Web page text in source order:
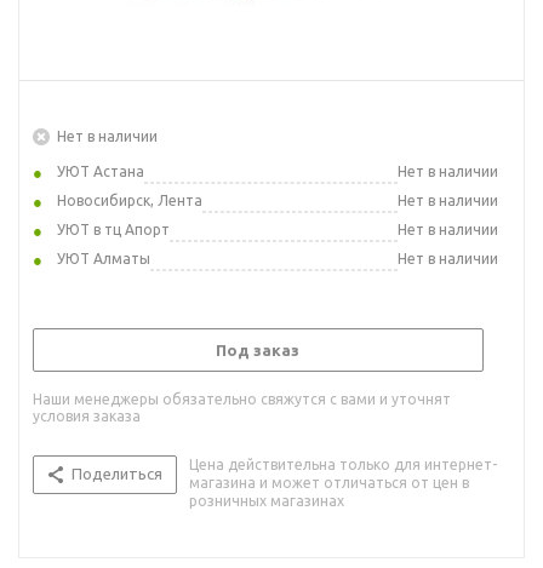
Нет в наличии
УЮТ Астана
Нет в наличии
Новосибирск, Лента
Нет в наличии
УЮТ в тц Апорт
Нет в наличии
УЮТ Алматы
Нет в наличии
Под заказ
Наши менеджеры обязательно свяжутся с вами и уточнят
условия заказа
Поделиться
Цена действительна только для интернет-
магазина и может отличаться от цен в
розничных магазинах